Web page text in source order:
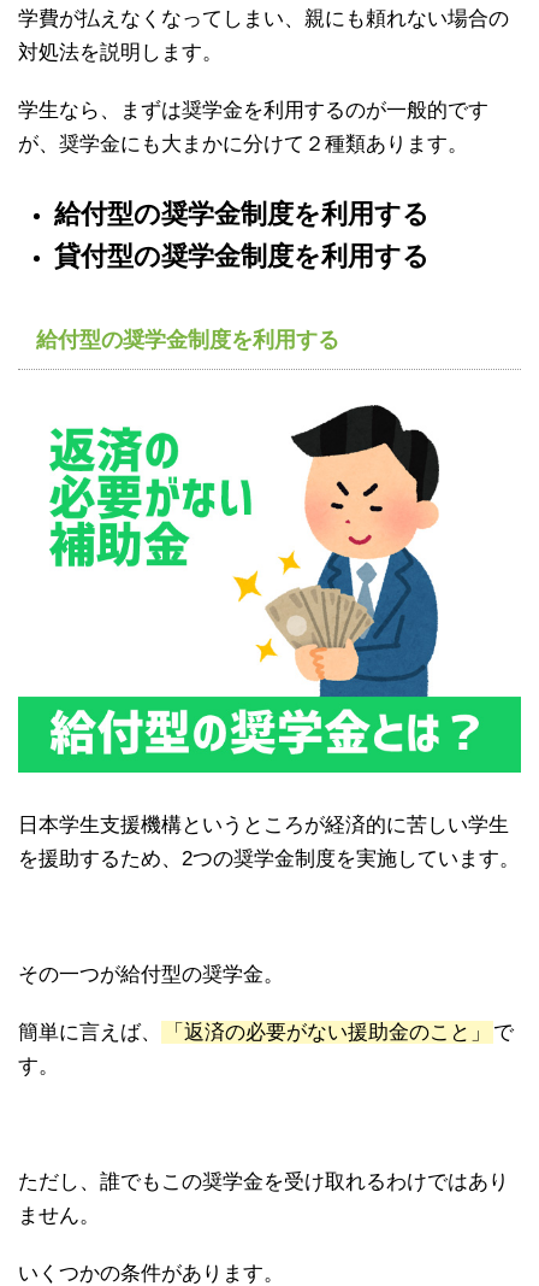
学費が払えなくなってしまい、親にも頼れない場合の
対処法を説明します。
学生なら、まずは奨学金を利用するのが一般的です
が、奨学金にも大まかに分けて２種類あります。
給付型の奨学金制度を利用する
貸付型の奨学金制度を利用する
給付型の奨学金制度を利用する
日本学生支援機構というところが経済的に苦しい学生
を援助するため、2つの奨学金制度を実施しています。
その一つが給付型の奨学金。
簡単に言えば、 「返済の必要がない援助金のこと」
で
す。
ただし、誰でもこの奨学金を受け取れるわけではあり
ません。
いくつかの条件があります。